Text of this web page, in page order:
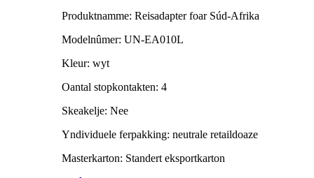
Produktnamme: Reisadapter foar Súd-Afrika
Modelnûmer: UN-EA010L
Kleur: wyt
Oantal stopkontakten: 4
Skeakelje: Nee
Yndividuele ferpakking: neutrale retaildoaze
Masterkarton: Standert eksportkarton